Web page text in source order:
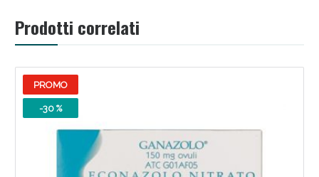
Prodotti correlati
PROMO
-30 %